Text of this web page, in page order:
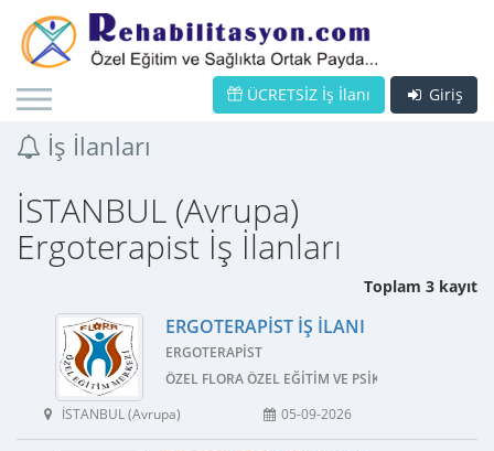
Giriş
ÜCRETSİZ İş İlanı
İş İlanları
İSTANBUL (Avrupa)
Ergoterapist İş İlanları
Toplam 3 kayıt
ERGOTERAPIST İŞ İLANI
ERGOTERAPIST
ÖZEL FLORA ÖZEL EĞITIM VE PSIKOLOJIK
İSTANBUL (Avrupa)
05-09-2026